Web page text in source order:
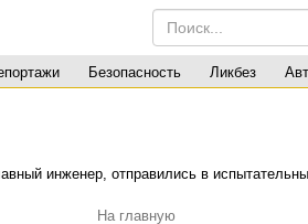
Безопасность Ликбез
инженер, отправились в
На главную